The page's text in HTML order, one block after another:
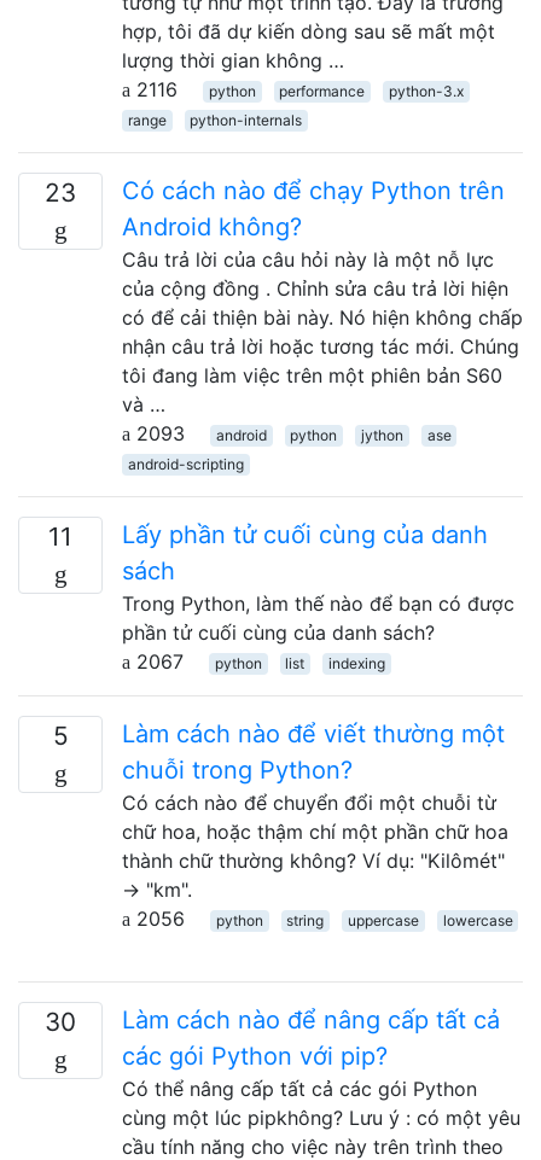
hợp, tôi đã dự kiến ​​dòng sau sẽ mất một
lượng thời gian không …
2116
python performance
python-3.x
range
python-internals
23
Có cách nào để chạy Python trên
Android không?
Câu trả lời của câu hỏi này là một nỗ lực
của cộng đồng . Chỉnh sửa câu trả lời hiện
có để cải thiện bài này. Nó hiện không chấp
nhận câu trả lời hoặc tương tác mới. Chúng
tôi đang làm việc trên một phiên bản S60
và …
2093
android python jython
ase
android-scripting
11
Lấy phần tử cuối cùng của danh
sách
Trong Python, làm thế nào để bạn có được
phần tử cuối cùng của danh sách?
2067
python list indexing
5
Làm cách nào để viết thường một
chuỗi trong Python?
Có cách nào để chuyển đổi một chuỗi từ
chữ hoa, hoặc thậm chí một phần chữ hoa
thành chữ thường không? Ví dụ: "Kilômét"
→ "km".
2056
python string uppercase lowercase
30
Làm cách nào để nâng cấp tất cả
các gói Python với pip?
Có thể nâng cấp tất cả các gói Python
cùng một lúc pipkhông? Lưu ý : có một yêu
cầu tính năng cho việc này trên trình theo